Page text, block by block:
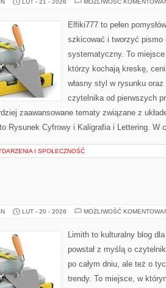
LUT - 21 - 2026 MOŻLIWOŚĆ
Elfiki777 to pełen
szkicować i tworzyć pismo
systematyczny. To
którzy kochają kreskę,
własny styl w rysunku
czytelnika od pierwszych
zaawansowane tematy związane z
Rysunek Cyfrowy i Kaligrafia i Lettering.
I SPOŁECZNOŚĆ
LUT - 20 - 2026 MOŻLIWOŚĆ
Limith to kulturalny blog
powstał z myślą o
po całym dniu, ale też o
trendy. To miejsce, w